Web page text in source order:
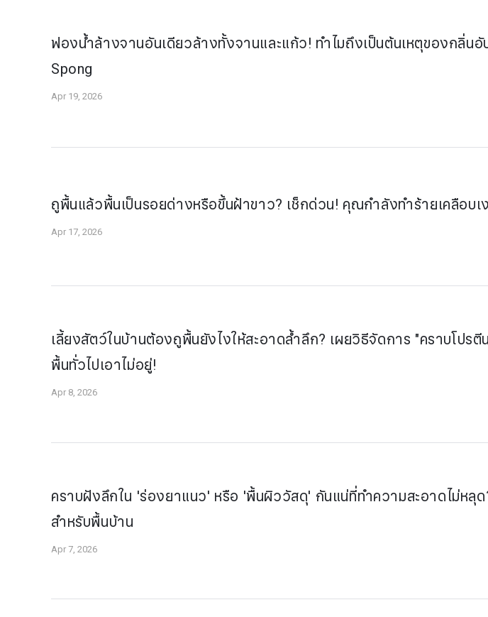
ฟองน้ำล้างจานอันเดียวล้างทั้งจานและแก้ว! ทำไมถึงเป็นต้นเหตุของกลิ่น
Spong
Apr 19, 2026
ถูพื้นแล้วพื้นเป็นรอยด่างหรือขึ้นฝ้าขาว? เช็กด่วน! คุณกำลังทำร้ายเคลือบเ
Apr 17, 2026
เลี้ยงสัตว์ในบ้านต้องถูพื้นยังไงให้สะอาดล้ำลึก? เผยวิธีจัดการ "คราบโปรตี
พื้นทั่วไปเอาไม่อยู่!
Apr 8, 2026
คราบฝังลึกใน 'ร่องยาแนว' หรือ 'พื้นผิววัสดุ' กันแน่ที่ทำความสะอาดไม่หลุ
สำหรับพื้นบ้าน
Apr 7, 2026